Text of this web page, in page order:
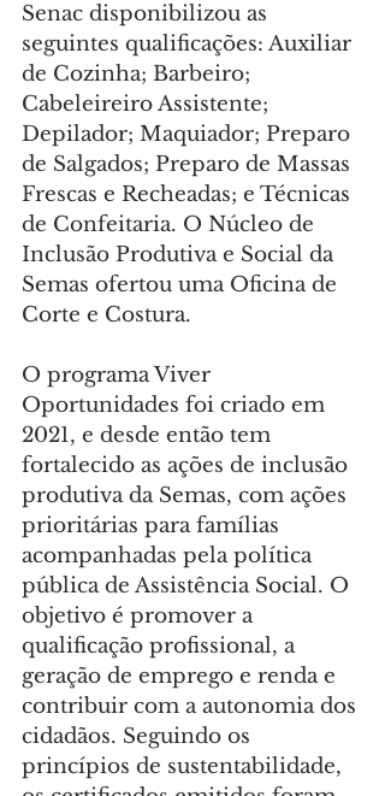
Senac disponibilizou as
seguintes qualificações: Auxiliar
de Cozinha; Barbeiro;
Cabeleireiro Assistente;
Depilador; Maquiador; Preparo
de Salgados; Preparo de Massas
Frescas e Recheadas; e Técnicas
de Confeitaria. O Núcleo de
Inclusão Produtiva e Social da
Semas ofertou uma Oficina de
Corte e Costura.
O programa Viver
Oportunidades foi criado em
2021, e desde então tem
fortalecido as ações de inclusão
produtiva da Semas, com ações
prioritárias para famílias
acompanhadas pela política
pública de Assistência Social. O
objetivo é promover a
qualificação profissional, a
geração de emprego e renda e
contribuir com a autonomia dos
cidadãos. Seguindo os
princípios de sustentabilidade,